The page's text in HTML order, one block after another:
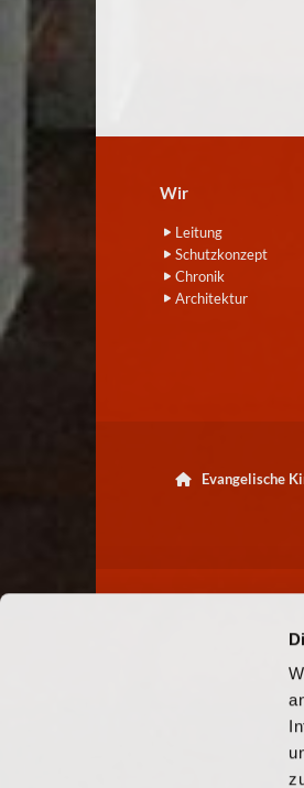
Wir
Leitung
Schutzkonzept
Chronik
Architektur
 Evangelische